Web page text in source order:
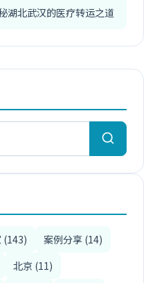
湖北武汉的医疗转运之道
(143)
案例分享 (14)
北京 (11)